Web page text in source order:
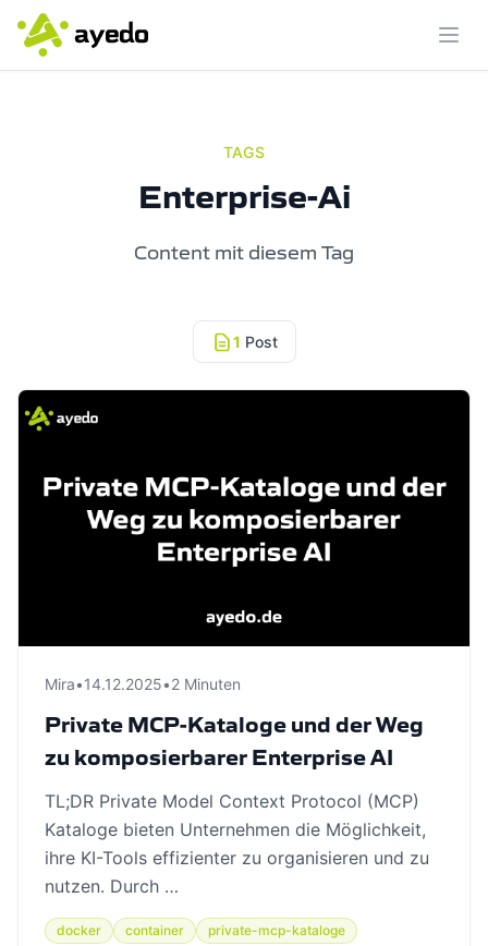
TAGS
Enterprise-Ai
Content mit diesem Tag
1 Post
Mira•14.12.2025•2 Minuten
Private MCP-Kataloge und der Weg
zu komposierbarer Enterprise AI
TL;DR Private Model Context Protocol (MCP)
Kataloge bieten Unternehmen die Möglichkeit,
ihre KI-Tools effizienter zu organisieren und zu
nutzen. Durch …
docker container private-mcp-kataloge